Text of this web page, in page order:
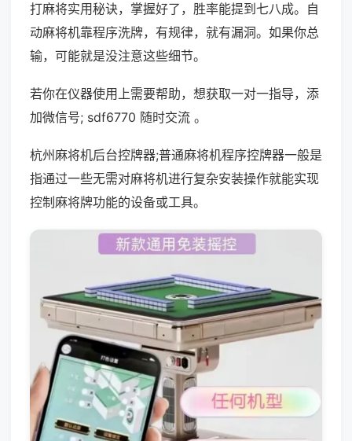
打麻将实用秘诀，掌握好了，胜率能提到七八成。自
动麻将机靠程序洗牌，有规律，就有漏洞。如果你总
输，可能就是没注意这些细节。
若你在仪器使用上需要帮助，想获取一对一指导，添
加微信号; sdf6770 随时交流 。
杭州麻将机后台控牌器;普通麻将机程序控牌器一般是
指通过一些无需对麻将机进行复杂安装操作就能实现
控制麻将牌功能的设备或工具。